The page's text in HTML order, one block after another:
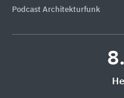
Podcast Architekturfunk